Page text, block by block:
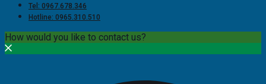
Tel: 0967.678.346
Hotline: 0965.310.510
How would you like to contact us?